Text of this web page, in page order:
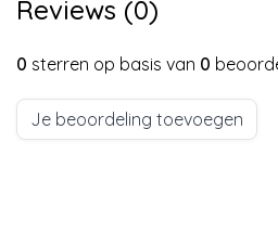
Reviews (0)
0 sterren op basis van 0
Je beoordeling toevoegen